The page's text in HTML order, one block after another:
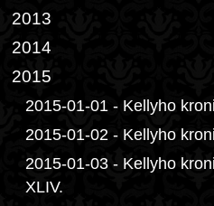
2013
2014
2015
2015-01-01 - Kellyho
2015-01-02 - Kellyho
2015-01-03 - Kellyho
XLIV.